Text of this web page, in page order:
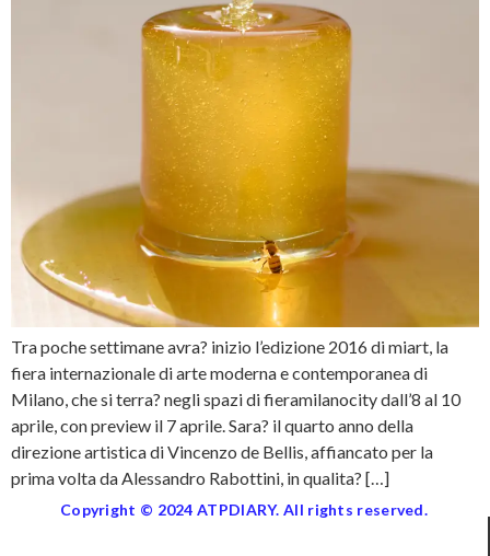
Tra poche settimane avra? inizio l’edizione 2016 di miart, la
fiera internazionale di arte moderna e contemporanea di
Milano, che si terra? negli spazi di fieramilanocity dall’8 al 10
aprile, con preview il 7 aprile. Sara? il quarto anno della
direzione artistica di Vincenzo de Bellis, affiancato per la
prima volta da Alessandro Rabottini, in qualita? […]
Copyright © 2024 ATPDIARY. All rights reserved.